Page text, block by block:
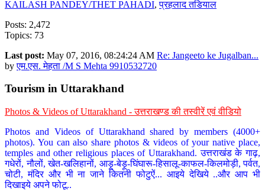
KAILASH PANDEY/THET PAHADI,प्रहलाद तडियाल
Posts: 2,472
Topics: 73
Last post: May 07, 2016, 08:24:24 AM Re: Jangeeto ke Jugalban...
byएम.एस. मेहता /M S Mehta 9910532720
Tourism in Uttarakhand
Photos & Videos of Uttarakhand - उत्तराखण्ड की तस्वीरें एवं वीडियो
Photos and Videos of Uttarakhand shared by members (4000+
photos). You can also share photos & videos of your native place,
temples and other religious places of Uttarakhand. उत्तराखंड के गाढ़,
गधेरों, नौलों, खेत-खलिहानों, आड़ू-बेड़ू-घिंघारू-हिसालू-काफल-किलमोड़ी, पर्वत,
चोटी, मंदिर और भी ना जाने कितनी फोटुऐं... आइये देखिये ..और आप भी
दिखाइये अपने फोटू..